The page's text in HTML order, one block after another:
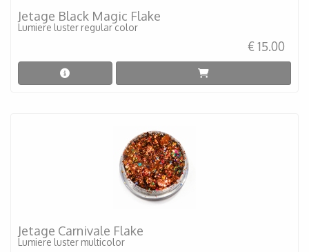
Jetage Black Magic Flake
Lumiere luster regular color
€ 15.00
Jetage Carnivale Flake
Lumiere luster multicolor